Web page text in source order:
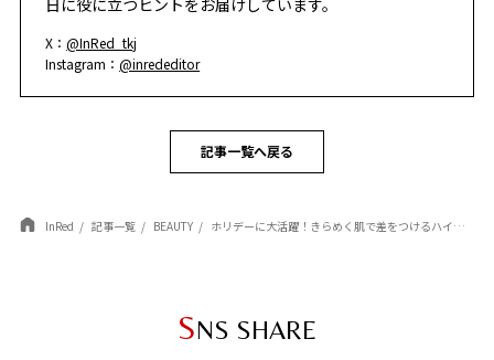
X：@InRed_tkj
Instagram：@inrededitor
記事一覧へ戻る
InRed 記事一覧 BEAUTY ホリデーに大活躍！きらめく肌で差をつけるハイライト3選【トムフォード、グッチ、クレ・ド・ポー ボーテ】
SNS SHARE